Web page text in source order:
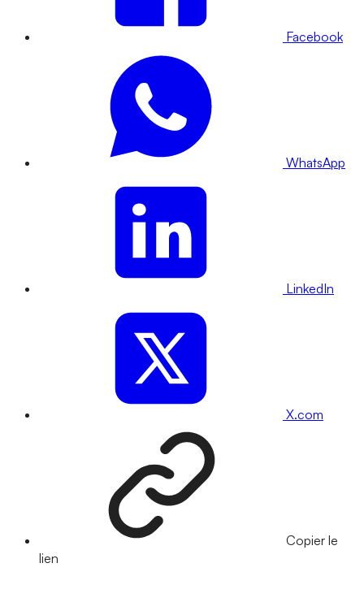
Facebook
WhatsApp
LinkedIn
X.com
Copier le
lien